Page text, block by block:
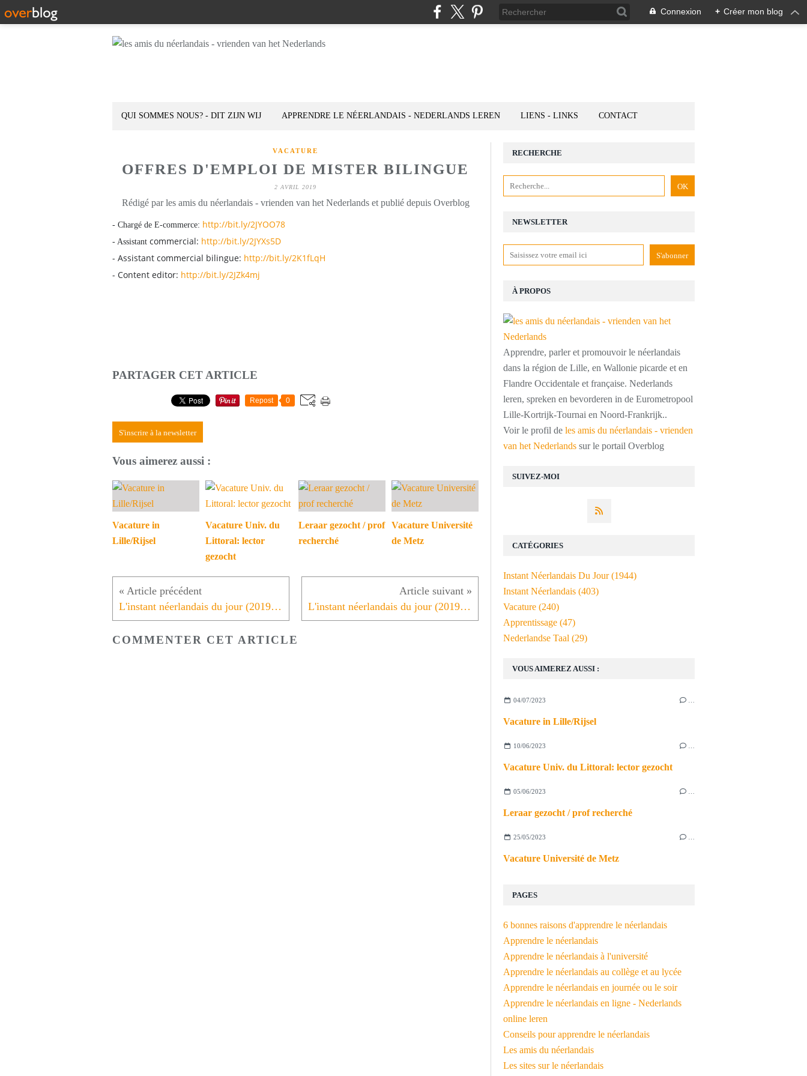
Connexion + Créer mon blog
QUI SOMMES NOUS? - DIT ZIJN WIJ APPRENDRE LE NÉERLANDAIS - NEDERLANDS LEREN LIENS - LINKS CONTACT
VACATURE
OFFRES D'EMPLOI DE MISTER BILINGUE
2 AVRIL 2019
Rédigé par les amis du néerlandais - vrienden van het Nederlands et publié depuis Overblog
- Chargé de E-commerce: http://bit.ly/2JYOO78
- Assistant commercial: http://bit.ly/2JYXs5D
- Assistant commercial bilingue: http://bit.ly/2K1fLqH
- Content editor: http://bit.ly/2JZk4mj
PARTAGER CET ARTICLE
Repost 0
S'inscrire à la newsletter
Vous aimerez aussi :
Vacature in
Lille/Rijsel
Vacature Univ. du
Littoral: lector
gezocht
Leraar gezocht / prof
recherché
Vacature Université
de Metz
L'instant néerlandais du jour (2019_04_02): de grondwet L'instant néerlandais du jour (2019_04_03): het milieu
COMMENTER CET ARTICLE
NEWSLETTER
SUIVEZ-MOI
RECHERCHE
À PROPOS
Apprendre, parler et promouvoir le néerlandais
dans la région de Lille, en Wallonie picarde et en
Flandre Occidentale et française. Nederlands
leren, spreken en bevorderen in de Eurometropool
Lille-Kortrijk-Tournai en Noord-Frankrijk..
Voir le profil de les amis du néerlandais - vrienden
van het Nederlands sur le portail Overblog
VOUS AIMEREZ AUSSI :
04/07/2023
Vacature in Lille/Rijsel
10/06/2023
Vacature Univ. du Littoral: lector gezocht
05/06/2023
Leraar gezocht / prof recherché
25/05/2023
Vacature Université de Metz
PAGES
6 bonnes raisons d'apprendre le néerlandais
Apprendre le néerlandais
Apprendre le néerlandais à l'université
Apprendre le néerlandais au collège et au lycée
Apprendre le néerlandais en journée ou le soir
Apprendre le néerlandais en ligne - Nederlands
online leren
Conseils pour apprendre le néerlandais
Les amis du néerlandais
Les sites sur le néerlandais
CATÉGORIES
Instant Néerlandais Du Jour(1944)
Instant Néerlandais (403)
Vacature (240)
Apprentissage (47)
Nederlandse Taal (29)